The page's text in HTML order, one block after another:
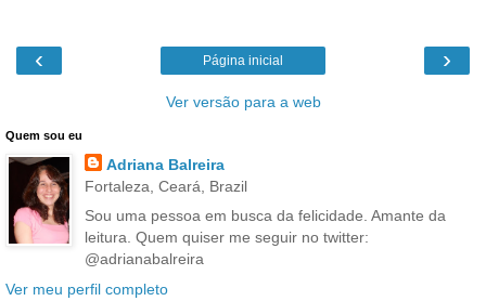
‹ ›
Página inicial
Ver versão para a web
Quem sou eu
Adriana Balreira
Fortaleza, Ceará, Brazil
Sou uma pessoa em busca da felicidade. Amante da
leitura. Quem quiser me seguir no twitter:
@adrianabalreira
Ver meu perfil completo